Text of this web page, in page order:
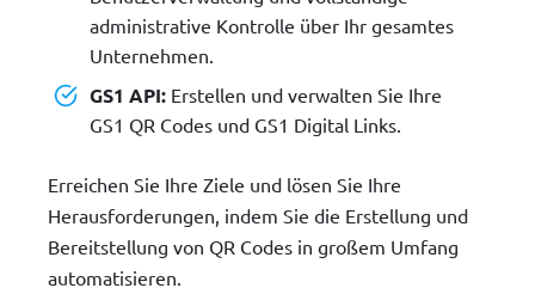
administrative Kontrolle über Ihr gesamtes
Unternehmen.
GS1 API: Erstellen und verwalten Sie Ihre
GS1 QR Codes und GS1 Digital Links.
Erreichen Sie Ihre Ziele und lösen Sie Ihre
Herausforderungen, indem Sie die Erstellung und
Bereitstellung von QR Codes in großem Umfang
automatisieren.